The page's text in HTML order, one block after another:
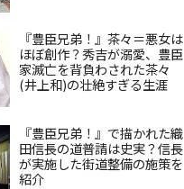
『豊臣兄弟！』茶々＝悪女は
ほぼ創作？秀吉が溺愛、豊臣
家滅亡を背負わされた茶々
(井上和)の壮絶すぎる生涯
『豊臣兄弟！』で描かれた織
田信長の道普請は史実？信長
が実施した街道整備の施策を
紹介